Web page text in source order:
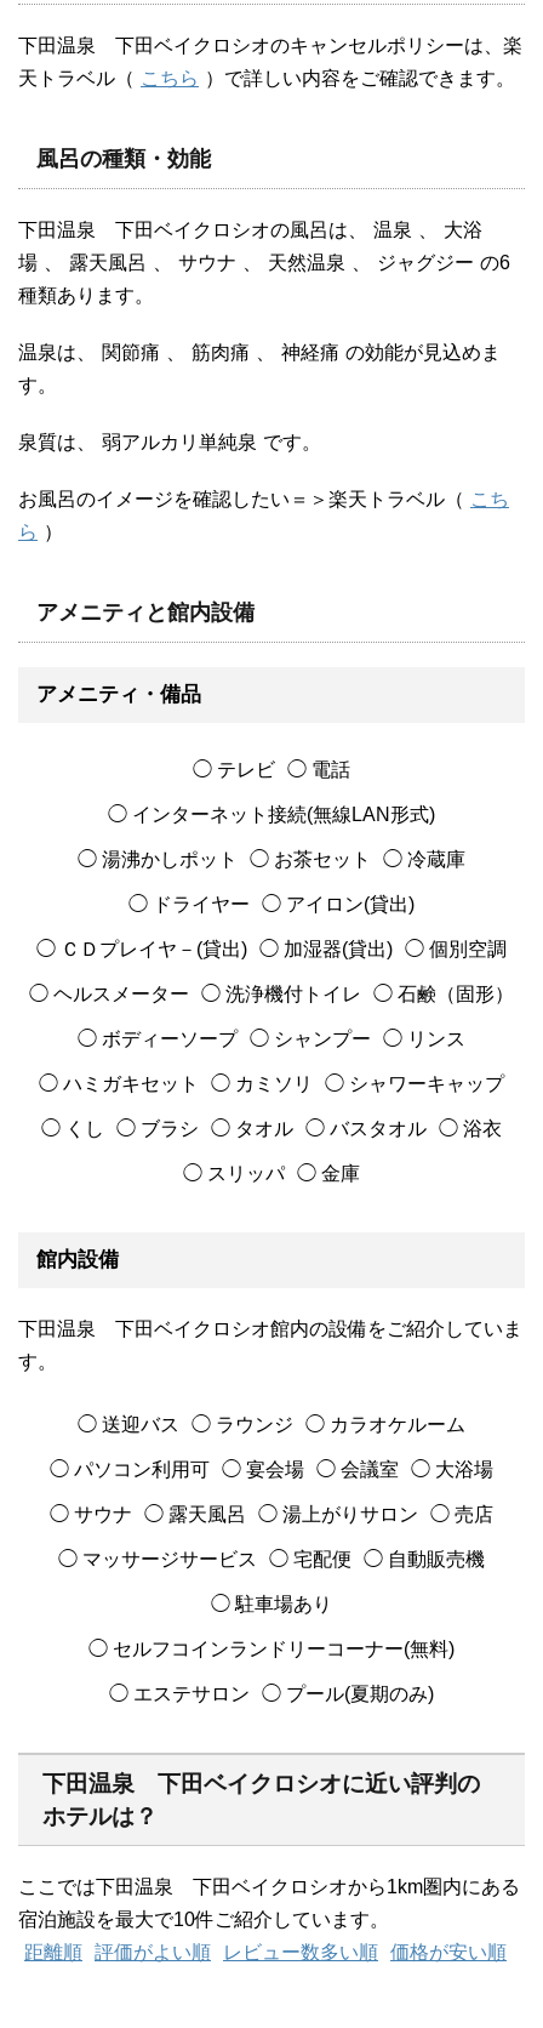
下田温泉 下田ベイクロシオのキャンセルポリシーは、楽
天トラベル（ こちら ）で詳しい内容をご確認できます。
風呂の種類・効能
下田温泉 下田ベイクロシオの風呂は、 温泉
大浴
場
露天風呂 サウナ 天然温泉 ジャグジー の6
種類あります。
温泉は、 関節痛 筋肉痛 神経痛 の効能が見込めま
す。
泉質は、 弱アルカリ単純泉 です。
お風呂のイメージを確認したい＝＞楽天トラベル（ こち
ら ）
アメニティと館内設備
アメニティ・備品
◯ テレビ ◯ 電話
◯ インターネット接続(無線LAN形式)
◯ 湯沸かしポット ◯ お茶セット ◯ 冷蔵庫
◯ ドライヤー ◯ アイロン(貸出)
◯ ＣＤプレイヤ－(貸出) ◯ 加湿器(貸出) ◯ 個別空調
◯ ヘルスメーター ◯ 洗浄機付トイレ ◯ 石鹸（固形）
◯ ボディーソープ ◯ シャンプー ◯ リンス
◯ ハミガキセット ◯ カミソリ ◯ シャワーキャップ
◯ くし ◯ ブラシ ◯ タオル ◯ バスタオル ◯ 浴衣
◯ スリッパ ◯ 金庫
館内設備
下田温泉 下田ベイクロシオ館内の設備をご紹介していま
す。
◯ 送迎バス ◯ ラウンジ ◯ カラオケルーム
◯ パソコン利用可 ◯ 宴会場 ◯ 会議室 ◯ 大浴場
◯ サウナ ◯ 露天風呂 ◯ 湯上がりサロン ◯ 売店
◯ マッサージサービス ◯ 宅配便 ◯ 自動販売機
◯ 駐車場あり
◯ セルフコインランドリーコーナー(無料)
◯ エステサロン ◯ プール(夏期のみ)
下田温泉 下田ベイクロシオに近い評判の
ホテルは？
ここでは下田温泉 下田ベイクロシオから1km圏内にある
宿泊施設を最大で10件ご紹介しています。
距離順 評価がよい順 レビュー数多い順 価格が安い順